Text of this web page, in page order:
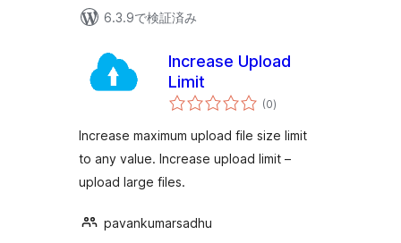
6.3.9で検証済み
Increase Upload
Limit
(0個
の
価
)
Increase maximum upload file size limit
to any value. Increase upload limit –
upload large files.
pavankumarsadhu